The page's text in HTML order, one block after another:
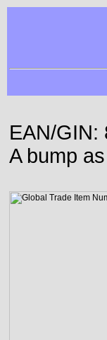
EAN/GIN:
A bump